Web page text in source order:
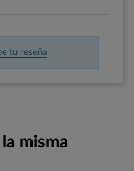
tu reseña
misma